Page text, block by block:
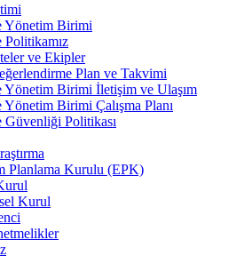
Yönetim Birimi
Politikamız
ve Ekipler
Plan ve Takvimi
Yönetim Birimi İletişim ve Ulaşım
Birimi Çalışma Planı
Güvenliği Politikası
Planlama Kurulu (EPK)
Kurul